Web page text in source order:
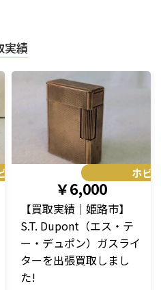
実績
ホビ
￥6,000
【買取実績｜姫路市】
S.T. Dupont（エス・テ
ー・デュポン）ガスライ
ターを出張買取しまし
た!